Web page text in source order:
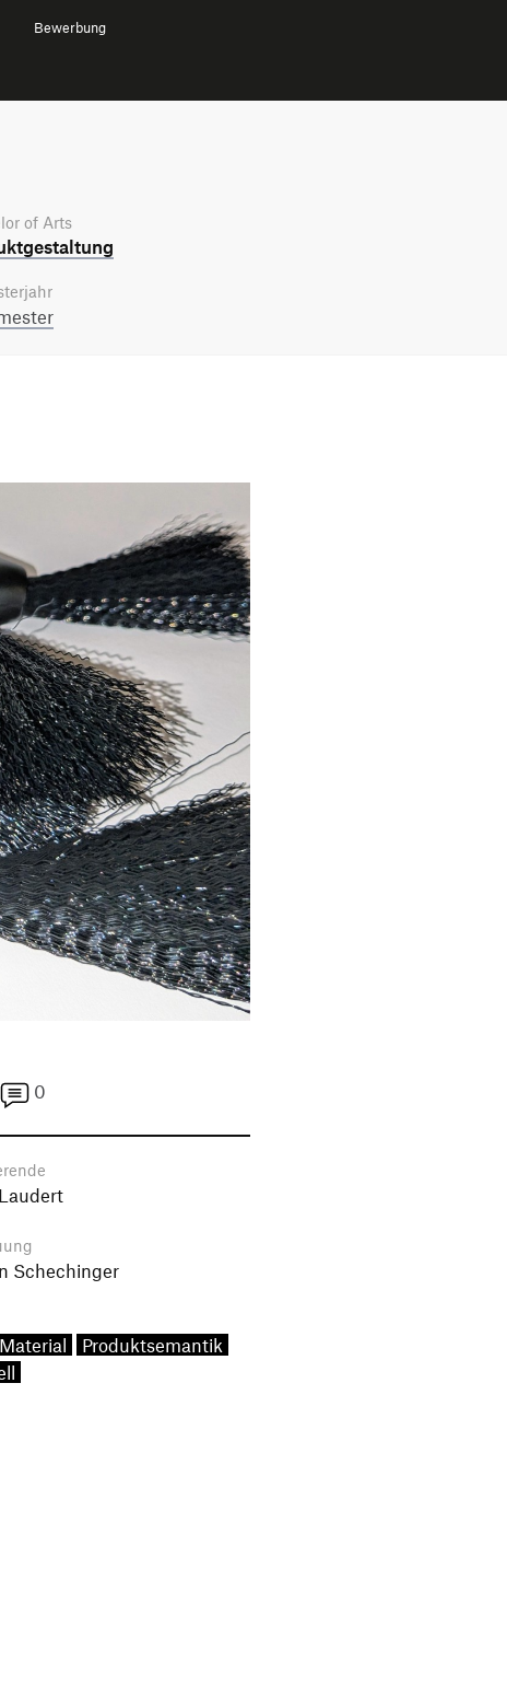
Bewerbung
of Arts
0
Schechinger
Material
Produktsemantik